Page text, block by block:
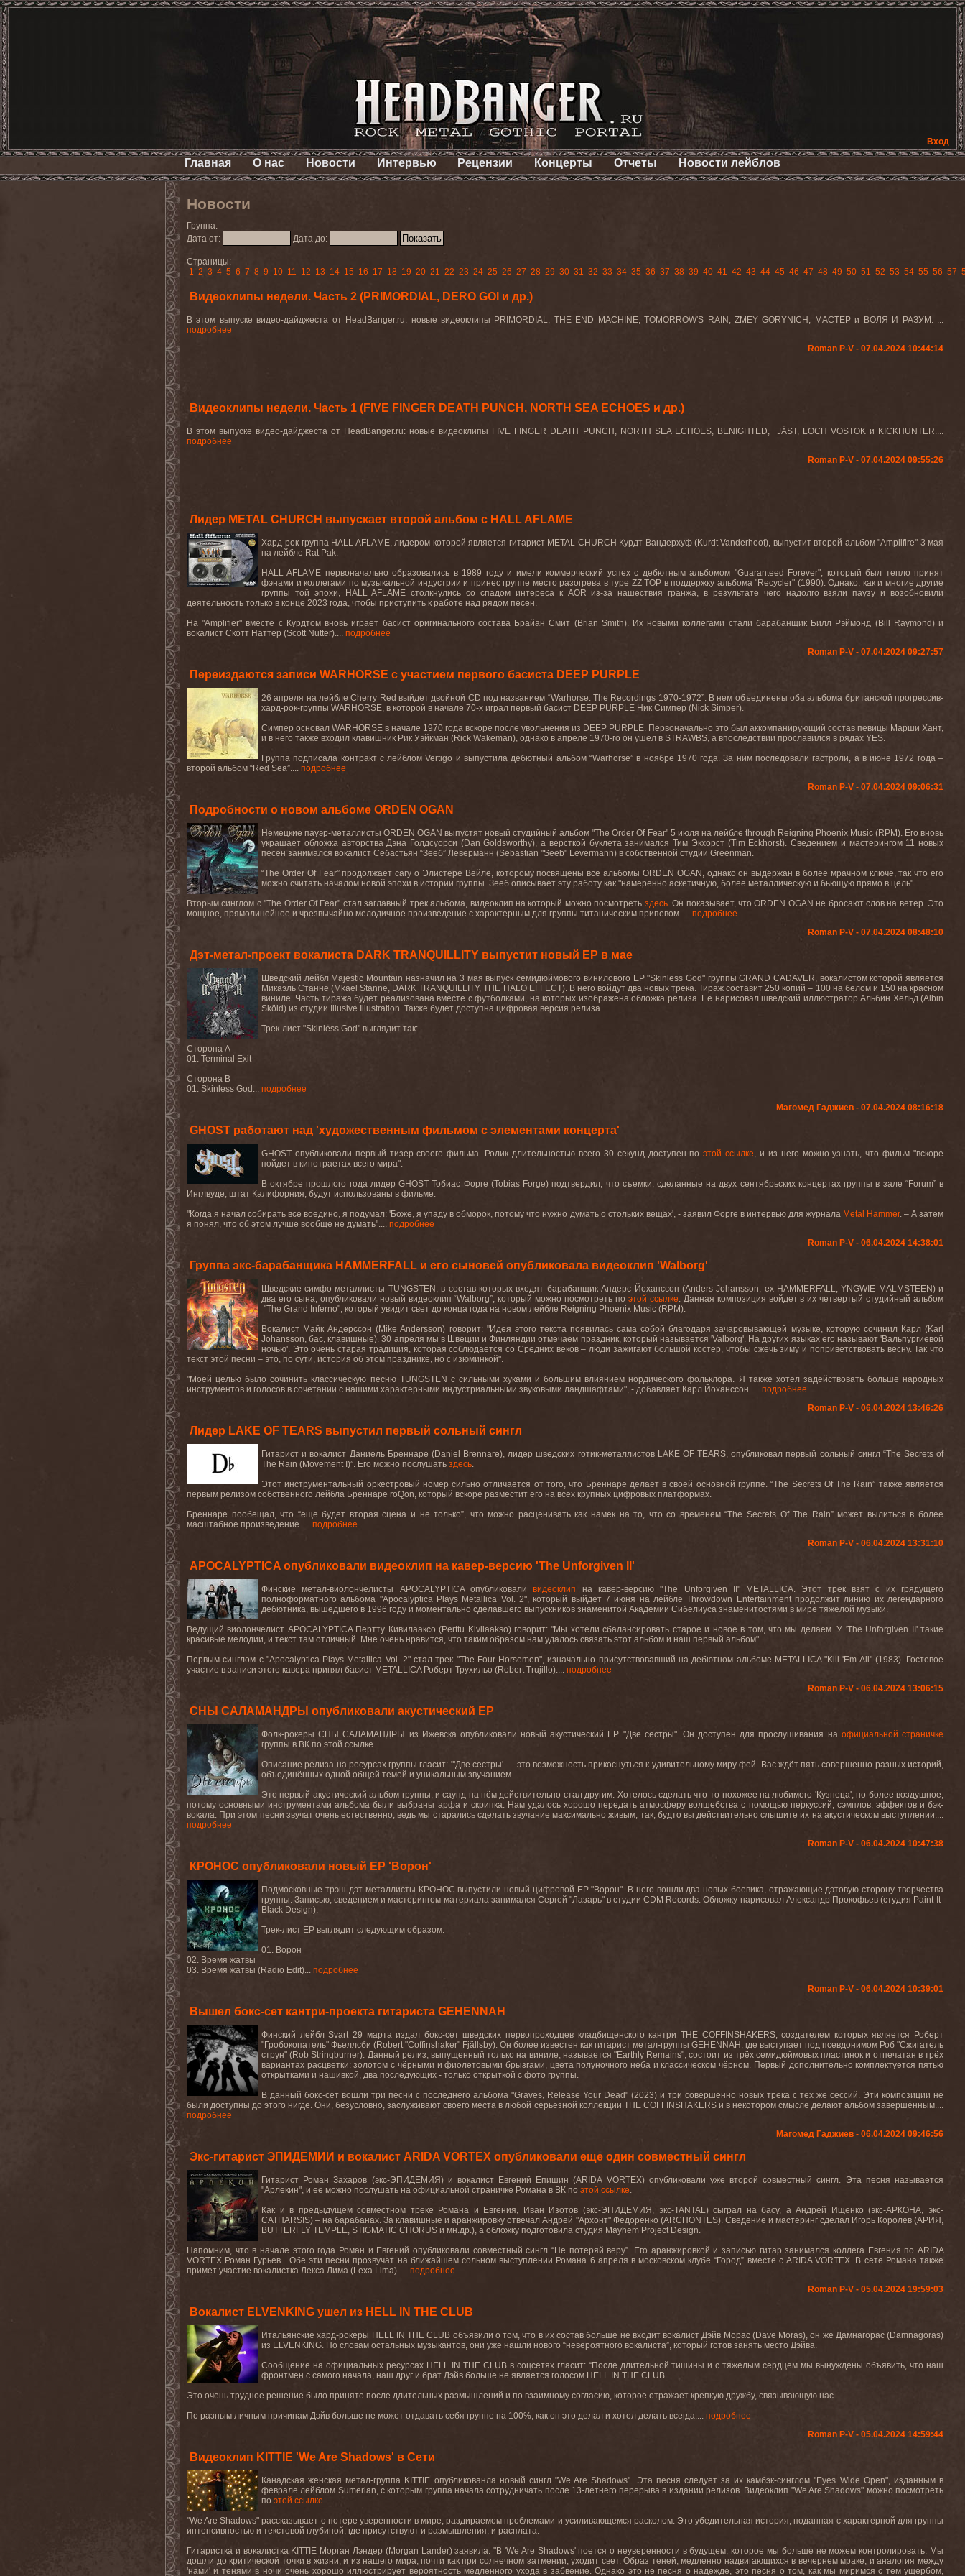
Вход
Главная О нас Новости Интервью Рецензии Концерты Отчеты Новости лейблов
Новости
Группа:
Дата от:
Дата до:
Страницы:
1 2 3 4 5 6 7 8 9 10 11 12 13 14 15 16 17 18 19 20 21 22 23 24 25 26 27 28 29 30 31 32 33 34 35 36 37 38 39 40 41 42 43 44 45 46 47 48 49 50 51 52 53 54 55 56 57
Видеоклипы недели. Часть 2 (PRIMORDIAL, DERO GOI и др.)
В этом выпуске видео-дайджеста от HeadBanger.ru: новые видеоклипы PRIMORDIAL, THE END MACHINE, TOMORROW'S RAIN, ZMEY GORYNICH, МАСТЕР и ВОЛЯ И РАЗУМ. ...
подробнее
Roman P-V - 07.04.2024 10:44:14
Видеоклипы недели. Часть 1 (FIVE FINGER DEATH PUNCH, NORTH SEA ECHOES и др.)
В этом выпуске видео-дайджеста от HeadBanger.ru: новые видеоклипы FIVE FINGER DEATH PUNCH, NORTH SEA ECHOES, BENIGHTED, JÄST, LOCH VOSTOK и KICKHUNTER....
подробнее
Roman P-V - 07.04.2024 09:55:26
Лидер METAL CHURCH выпускает второй альбом с HALL AFLAME
Хард-рок-группа HALL AFLAME,лидером которой является гитарист METAL CHURCH Курдт Вандерхуф (Kurdt Vanderhoof), выпустит второй альбом"Amplifire" 3 мая
на лейбле Rat Pak.
HALL AFLAME первоначально образовались в 1989 году и имели коммерческий успех с дебютным альбомом "Guaranteed Forever", который был тепло принят
фэнами и коллегами по музыкальной индустрии и принес группе место разогрева в туре ZZ TOP в поддержку альбома "Recycler" (1990). Однако, как и многие другие
группы той эпохи,
HALL AFLAME столкнулись со спадом интереса к AOR из-за нашествия гранжа, в результате чего надолго взяли паузу и возобновили
деятельность только в конце 2023 года, чтобы приступить к работе над рядом песен.
На "Amplifier" вместе с Курдтом вновь играет басист оригинального состава Брайан Смит (Brian Smith). Их новыми коллегами стали барабанщик Билл Рэймонд (Bill Raymond) и
вокалист Скотт Наттер (Scott Nutter).... подробнее
Roman P-V - 07.04.2024 09:27:57
Переиздаются записи WARHORSE с участием первого басиста DEEP PURPLE
26апреля на лейбле Cherry Red выйдет двойной CD под названием “Warhorse: The Recordings 1970-1972”. В нем объединены оба альбома британской прогрессив-
хард-рок-группы WARHORSE, в которой в начале 70-х играл первый басист DEEP PURPLE Ник Симпер (Nick Simper).
Симпер основал WARHORSE в начале 1970 года вскоре после увольнения из DEEP PURPLE. Первоначально это был аккомпанирующий состав певицы Марши Хант,
и в него также входил клавишник Рик Уэйкман (Rick Wakeman), однако в апреле 1970-го он ушел в STRAWBS, а впоследствии прославился в рядах YES.
Группа подписала контракт с лейбломVertigo и выпустила дебютный альбом “Warhorse” в ноябре 1970 года. За ним последовали гастроли, а в июне 1972 года –
второй альбом “Red Sea”.... подробнее
Roman P-V - 07.04.2024 09:06:31
Подробности о новом альбоме ORDEN OGAN
Немецкие пауэр-металлисты ORDEN OGANвыпустят новый студийный альбом "The Order Of Fear" 5 июля на лейбле through Reigning Phoenix Music (RPM). Его вновь
украшает обложка авторства Дэна Голдсуорси (Dan Goldsworthy),а версткой буклета занимался Тим Экхорст(Tim Eckhorst).Сведением и мастерингом 11 новых
песен занимался вокалист Себастьян “Зееб” Леверманн (Sebastian "Seeb" Levermann) в собственной студии Greenman.
“The Order Of Fear” продолжает сагу о Элистере Вейле, которому посвящены все альбомы ORDEN OGAN , однако он выдержан в более мрачном ключе, так что его
можно считать началом новой эпохи в истории группы. Зееб описывает эту работу как "намеренно аскетичную, более металлическую и бьющую прямо в цель".
Вторым синглом с "The Order Of Fear" стал заглавный трек альбома, видеоклип на который можно посмотреть здесь.Он показывает, что ORDEN OGANне бросают слов на ветер. Это
мощное, прямолинейное и чрезвычайно мелодичное произведение с характерным для группы титаническим припевом. ... подробнее
Roman P-V - 07.04.2024 08:48:10
Дэт-метал-проект вокалиста DARK TRANQUILLITY выпустит новый EP в мае
Шведский лейбл Majestic Mountain назначил на 3 мая выпуск семидюймового винилового ЕР "Skinless God" группы GRAND CADAVER, вокалистом которой является
Микаэль Станне (Mkael Stanne, DARK TRANQUILLITY, THE HALO EFFECT). В него войдут два новых трека. Тираж составит 250 копий – 100 на белом и 150 на красном
виниле. Часть тиража будет реализована вместе с футболками, на которых изображена обложка релиза. Её нарисовал шведский иллюстратор Альбин Хёльд (Albin
Sköld) из студии Illusive Illustration. Также будет доступна цифровая версия релиза.
Трек-лист "Skinless God" выглядит так:
Сторона A
01. Terminal Exit
Сторона B
01. Skinless God... подробнее
Магомед Гаджиев - 07.04.2024 08:16:18
GHOST работают над 'художественным фильмом с элементами концерта'
GHOST опубликовали первый тизер своего фильма. Ролик длительностью всего 30 секунд доступен поэтой ссылке, и из него можно узнать, что фильм "вскоре
пойдет в кинотраетах всего мира".
В октябре прошлого года лидерGHOST Тобиас Форге (Tobias Forge) подтвердил, что съемки, сделанные на двух сентябрьских концертах группы в зале “Forum” в
Инглвуде, штат Калифорния, будут использованы в фильме.
"Когда я начал собирать все воедино, я подумал: 'Боже, я упаду в обморок, потому что нужно думать о стольких вещах', - заявил Форге в интервью для журнала Metal Hammer. – А затем
я понял, что об этом лучше вообще не думать".... подробнее
Roman P-V - 06.04.2024 14:38:01
Группа экс-барабанщика HAMMERFALL и его сыновей опубликовала видеоклип 'Walborg'
Шведские симфо-металлисты TUNGSTEN,в состав которых входят барабанщик Андерс Йоханссон (Anders Johansson, ex-HAMMERFALL, YNGWIE MALMSTEEN) и
два его сына, опубликовали новый видеоклип“Walborg”, который можно посмотреть по этой ссылке.Данная композиция войдет в их четвертый студийный альбом
"The Grand Inferno", который увидит свет до конца года на новом лейбле Reigning Phoenix Music (RPM).
Вокалист Майк Андерссон (Mike Andersson) говорит: "Идея этого текста появилась сама собой благодаря зачаровывающей музыке, которую сочинил Карл (Karl
Johansson, бас, клавишные). 30 апреля мы в Швеции и Финляндии отмечаем праздник, который называется 'Valborg'. На других языках его называют 'Вальпургиевой
ночью'. Это очень старая традиция, которая соблюдается со Средних веков – люди зажигают большой костер, чтобы сжечь зиму и поприветствовать весну. Так что
текст этой песни – это, по сути, история об этом празднике, но с изюминкой".
"Моей целью было сочинить классическую песню TUNGSTEN с сильными хуками и большим влиянием нордического фольклора. Я также хотел задействовать больше народных
инструментов и голосов в сочетании с нашими характерными индустриальными звуковыми ландшафтами", - добавляет Карл Йоханссон. ... подробнее
Roman P-V - 06.04.2024 13:46:26
Лидер LAKE OF TEARS выпустил первый сольный сингл
Гитарист и вокалист Даниель Бреннаре (Daniel Brennare),лидер шведских готик-металлистов LAKE OF TEARS,опубликовал первый сольный сингл “The Secrets of
The Rain (Movement I)”. Его можно послушать здесь.
Этот инструментальный оркестровый номер сильно отличается от того, что Бреннаре делает в своей основной группе. “The Secrets Of The Rain” также является
первым релизом собственного лейбла Бреннаре roQon, который вскоре разместит его на всех крупных цифровых платформах.
Бреннаре пообещал, что “еще будет вторая сцена и не только”, что можно расценивать как намек на то, что со временем “The Secrets Of The Rain” может вылиться в более
масштабное произведение. ... подробнее
Roman P-V - 06.04.2024 13:31:10
APOCALYPTICA опубликовали видеоклип на кавер-версию 'The Unforgiven II'
Финские метал-виолончелисты APOCALYPTICA опубликоваливидеоклип на кавер-версию"The Unforgiven II" METALLICA. Этот трек взят с их грядущего
полноформатного альбома "Apocalyptica Plays Metallica Vol . 2", который выйдет 7 июня на лейблеThrowdown Entertainment продолжит линию их легендарного
дебютника, вышедшего в 1996 году и моментально сделавшего выпускников знаменитой Академии Сибелиуса знаменитостями в мире тяжелой музыки.
Ведущий виолончелист APOCALYPTICA Пертту Кивилааксо (Perttu Kivilaakso) говорит: "Мы хотели сбалансировать старое и новое в том, что мы делаем. У 'The Unforgiven II'такие
красивые мелодии, и текст там отличный. Мне очень нравится, что таким образом нам удалось связать этот альбом и наш первый альбом".
Первым синглом с "Apocalyptica Plays Metallica Vol. 2"стал трек "The Four Horsemen",изначально присутствовавший на дебютном альбоме METALLICA "Kill 'Em All" (1983). Гостевое
участие в записи этого кавера принял басист METALLICA Роберт Трухильо (Robert Trujillo).... подробнее
Roman P-V - 06.04.2024 13:06:15
СНЫ САЛАМАНДРЫ опубликовали акустический EP
Фолк-рокеры СНЫ САЛАМАНДРЫ из Ижевска опубликовали новый акустический EP "Две сестры". Он доступен для прослушивания на официальной страничке
группы в ВК по этой ссылке.
Описание релиза на ресурсах группы гласит: "'Две сестры' — это возможность прикоснуться к удивительному миру фей. Вас ждёт пять совершенно разных историй,
объединённых одной общей темой и уникальным звучанием.
Это первый акустический альбом группы, и саунд на нём действительно стал другим. Хотелось сделать что-то похожее на любимого 'Кузнеца', но более воздушное,
потому основными инструментами альбома были выбраны арфа и скрипка. Нам удалось хорошо передать атмосферу волшебства с помощью перкуссий, сэмплов, эффектов и бэк-
вокала. При этом песни звучат очень естественно, ведь мы старались сделать звучание максимально живым, так, будто вы действительно слышите их на акустическом выступлении....
подробнее
Roman P-V - 06.04.2024 10:47:38
КРОНОС опубликовали новый EP 'Ворон'
Подмосковные трэш-дэт-металлисты КРОНОС выпустили новый цифровой EP "Ворон". В него вошли два новых боевика, отражающие дэтовую сторону творчества
группы. Записью, сведением и мастерингом материала занимался Сергей "Лазарь" в студии CDM Records. Обложку нарисовал Александр Прокофьев (студия Paint-It-
Black Design).
Трек-лист EP выглядит следующим образом:
01. Ворон
02. Время жатвы
03. Время жатвы (Radio Edit)... подробнее
Roman P-V - 06.04.2024 10:39:01
Вышел бокс-сет кантри-проекта гитариста GEHENNAH
Финский лейбл Svart 29 марта издал бокс-сет шведских первопроходцев кладбищенского кантри THE COFFINSHAKERS, создателем которых является Роберт
"Гробокопатель" Фьеллсби (Robert "Coffinshaker" Fjällsby). Он более известен как гитарист метал-группы GEHENNAH, где выступает под псевдонимом Роб "Сжигатель
струн" (Rob Stringburner). Данный релиз, выпущенный только на виниле, называется "Earthly Remains", состоит из трёх семидюймовых пластинок и отпечатан в трёх
вариантах расцветки: золотом с чёрными и фиолетовыми брызгами, цвета полуночного неба и классическом чёрном. Первый дополнительно комплектуется пятью
открытками и нашивкой, два последующих - только открыткой с фото группы.
В данный бокс-сет вошли три песни с последнего альбома "Graves, Release Your Dead" (2023) и три совершенно новых трека с тех же сессий. Эти композиции не
были доступны до этого нигде. Они, безусловно, заслуживают своего места в любой серьёзной коллекции THE COFFINSHAKERS и в некотором смысле делают альбом завершённым....
подробнее
Магомед Гаджиев - 06.04.2024 09:46:56
Экс-гитарист ЭПИДЕМИИ и вокалист ARIDA VORTEX опубликовали еще один совместный сингл
Гитарист Роман Захаров (экс-ЭПИДЕМИЯ) и вокалист Евгений Епишин (ARIDA VORTEX) опубликовали уже второй совместный сингл. Эта песня называется
"Арлекин", и ее можно послушать на официальной страничке Романа в ВК по этой ссылке.
Как и в предыдущем совместном треке Романа и Евгения, Иван Изотов (экс-ЭПИДЕМИЯ, экс-TANTAL) сыграл на басу, а Андрей Ищенко (экс-АРКОНА, экс-
CATHARSIS) – на барабанах. За клавишные и аранжировку отвечал Андрей "Архонт" Федоренко (ARCHONTES). Сведение и мастеринг сделал Игорь Королев (АРИЯ,
BUTTERFLY TEMPLE, STIGMATIC CHORUS и мн.др.), а обложку подготовила студия Mayhem Project Design.
Напомним, что в начале этого года Роман и Евгений опубликовали совместный сингл “Не потеряй веру”. Его аранжировкой и записью гитар занимался коллега Евгения по ARIDA
VORTEX Роман Гурьев. Обе эти песни прозвучат на ближайшем сольном выступлении Романа 6 апреля в московском клубе “Город” вместе сARIDA VORTEX. В сете Романа также
примет участие вокалистка Лекса Лима (Lexa Lima). ... подробнее
Roman P-V - 05.04.2024 19:59:03
Вокалист ELVENKING ушел из HELL IN THE CLUB
Итальянские хард-рокеры HELL IN THE CLUB объявили о том, что в их состав больше не входит вокалист Дэйв Морас (Dave Moras), он же Дамнагорас (Damnagoras)
из ELVENKING. По словам остальных музыкантов, они уже нашли нового “невероятного вокалиста”, который готов занять место Дэйва.
Сообщение на официальных ресурсах HELL IN THE CLUB в соцсетях гласит: “После длительной тишины и с тяжелым сердцем мы вынуждены объявить, что наш
фронтмен с самого начала, наш друг и брат Дэйв больше не является голосом HELL IN THE CLUB.
Это очень трудное решение было принято после длительных размышлений и по взаимному согласию, которое отражает крепкую дружбу, связывающую нас.
По разным личным причинам Дэйв больше не может отдавать себя группе на 100%, как он это делал и хотел делать всегда.... подробнее
Roman P-V - 05.04.2024 14:59:44
Видеоклип KITTIE 'We Are Shadows' в Сети
Канадская женская метал-группа KITTIE опубликованла новый сингл "We Are Shadows". Эта песня следует за их камбэк-синглом "Eyes Wide Open", изданным в
феврале лейблом Sumerian, с которым группа начала сотрудничать после 13-летнего перерыва в издании релизов. Видеоклип "We Are Shadows" можно посмотреть
по этой ссылке.
"We Are Shadows" рассказывает о потере уверенности в мире, раздираемом проблемами и усиливающемся расколом. Это убедительная история, поданная с характерной для группы
интенсивностью и текстовой глубиной, где присутствуют и размышления, и расплата.
Гитаристка и вокалистка KITTIE Морган Лэндер (Morgan Lander) заявила: "В 'We Are Shadows' поется о неуверенности в будущем, которое мы больше не можем контролировать. Мы
дошли до критической точки в жизни, и из нашего мира, почти как при солнечном затмении, уходит свет. Образ теней, медленно надвигающихся в вечернем мраке, и аналогия между
'нами' и тенями в ночи очень хорошо иллюстрирует вероятность медленного ухода в забвение. Однако это не песня о надежде, это песня о том, как мы миримся с тем ущербом,